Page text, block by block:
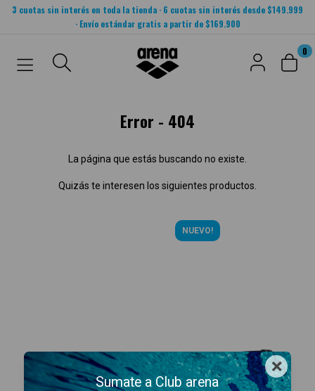
3 cuotas sin interés en toda la tienda · 6 cuotas sin interés desde $149.999
· Envío estándar gratis a partir de $169.900
0
Error - 404
La página que estás buscando no existe.
Quizás te interesen los siguientes productos.
NUEVO!
×
Sumate a Club arena